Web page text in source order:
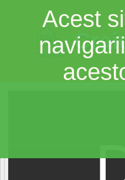
Acest